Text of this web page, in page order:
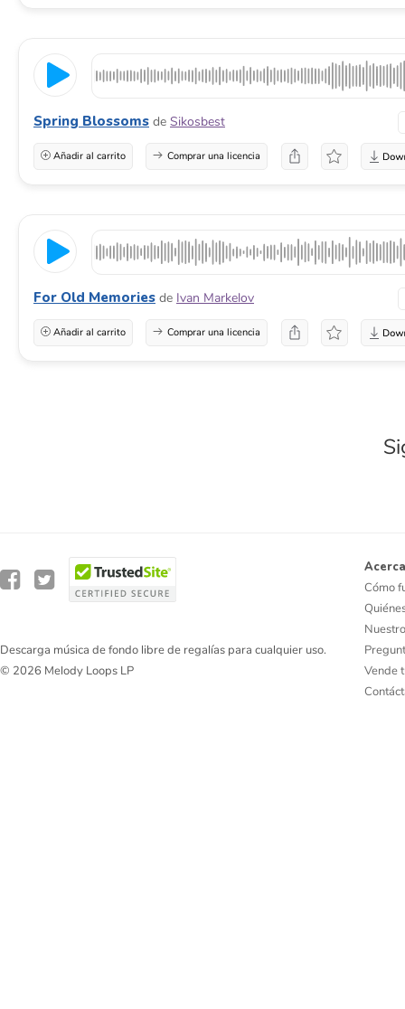
Spring Blossoms de Sikosbest
Añadir al carrito Comprar una licencia
For Old Memories de Ivan Markelov
Añadir al carrito Comprar una licencia
Descarga música de fondo libre de regalías para cualquier uso.
© 2026 Melody Loops LP
Cómo
Vende